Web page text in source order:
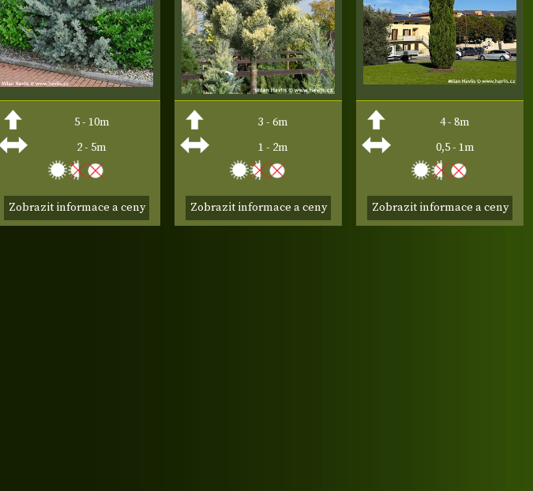
5 - 10m
2 - 5m
Zobrazit informace a ceny
3 - 6m
1 - 2m
Zobrazit informace a ceny
4 - 8m
0,5 - 1m
Zobrazit informace a ceny